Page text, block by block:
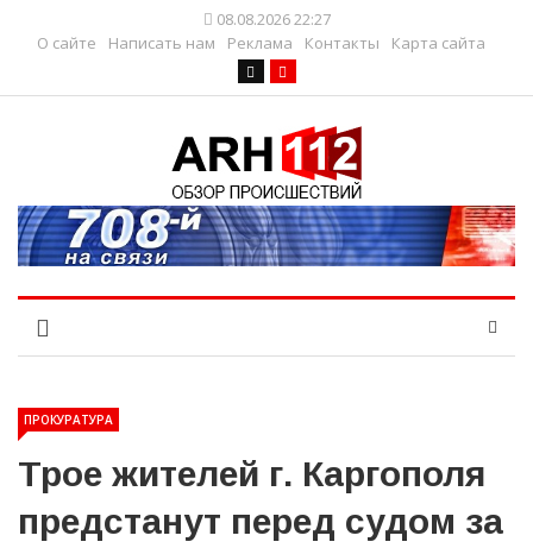
08.08.2026 22:27
О сайте
Написать нам Реклама Контакты Карта сайта
ПРОКУРАТУРА
Трое жителей г. Каргополя
предстанут перед судом за